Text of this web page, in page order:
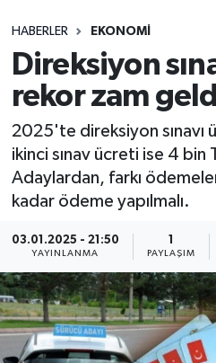
HABERLER EKONOMI
Direksiyon
rekor zam
2025'te direksiyon
ikinci sınav ücreti ise 4 bin
Adaylardan, farkı
kadar ödeme yapılmalı.
03.01.2025 - 21:50
YAYINLANMA PAYLAŞIM